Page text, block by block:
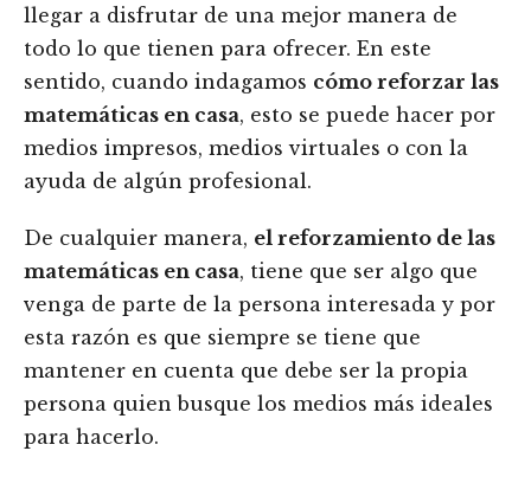
llegar a disfrutar de una mejor manera de
todo lo que tienen para ofrecer. En este
sentido, cuando indagamos cómo reforzar las
matemáticas en casa, esto se puede hacer por
medios impresos, medios virtuales o con la
ayuda de algún profesional.
De cualquier manera, el reforzamiento de las
matemáticas en casa, tiene que ser algo que
venga de parte de la persona interesada y por
esta razón es que siempre se tiene que
mantener en cuenta que debe ser la propia
persona quien busque los medios más ideales
para hacerlo.